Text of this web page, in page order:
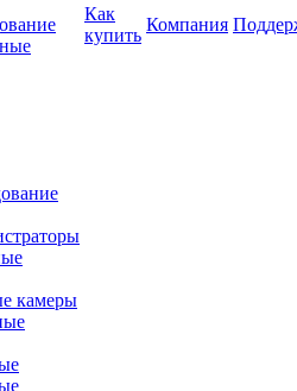
камеры
Как
купить
Компания